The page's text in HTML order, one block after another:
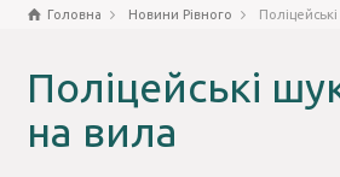
Головна Новини Рівного
Поліцейські
на вила